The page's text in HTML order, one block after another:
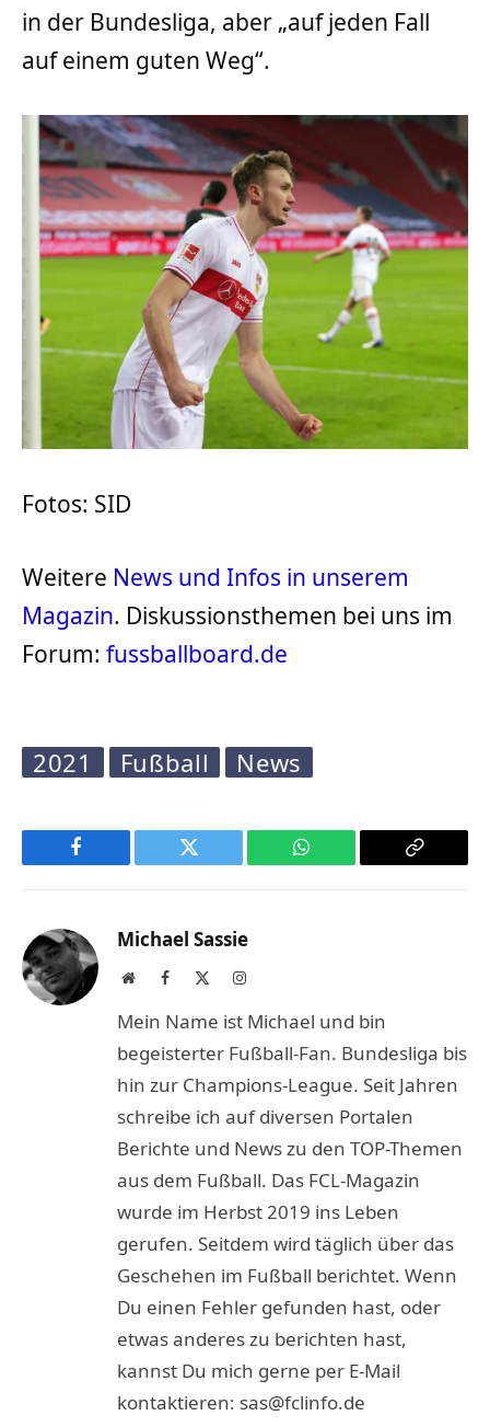
in der Bundesliga, aber „auf jeden Fall
auf einem guten Weg“.
Fotos: SID
Weitere News und Infos in unserem
Magazin. Diskussionsthemen bei uns im
Forum: fussballboard.de
2021 Fußball News
Facebook Twitter WhatsApp
Copy
Michael Sassie
WebsiteFacebook Instagram
Mein Name ist Michael und bin
begeisterter Fußball-Fan. Bundesliga bis
hin zur Champions-League. Seit Jahren
schreibe ich auf diversen Portalen
Berichte und News zu den TOP-Themen
aus dem Fußball. Das FCL-Magazin
wurde im Herbst 2019 ins Leben
gerufen. Seitdem wird täglich über das
Geschehen im Fußball berichtet. Wenn
Du einen Fehler gefunden hast, oder
etwas anderes zu berichten hast,
kannst Du mich gerne per E-Mail
kontaktieren: sas@fclinfo.de